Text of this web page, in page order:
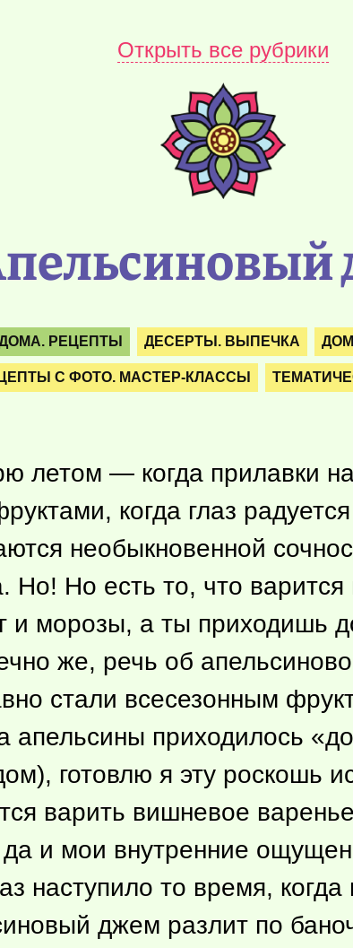
Открыть все рубрики
РЕЦЕПТЫ ДЕСЕРТЫ. ВЫПЕЧКА
С ФОТО. МАСТЕР-КЛАССЫ
летом — когда прилавки
когда глаз
необыкновенной
Но! Но есть то, что
и морозы, а ты приходишь
же, речь об
стали всесезонным
апельсины приходилось
готовлю я эту роскошь
варить вишневое
и мои внутренние
наступило то время,
джем разлит по